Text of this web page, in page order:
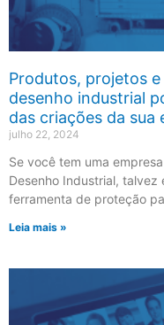
Produtos, projetos
desenho industrial
das criações da sua
julho 22, 2024
Se você tem uma
Desenho Industrial,
ferramenta de proteção
Leia mais »